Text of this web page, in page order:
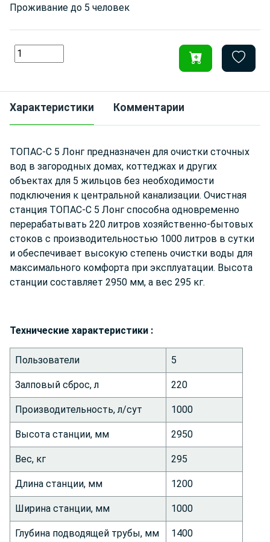
Проживание до 5 человек
Характеристики Комментарии
ТОПАС-С 5 Лонг предназначен для очистки сточных
вод в загородных домах, коттеджах и других
объектах для 5 жильцов без необходимости
подключения к центральной канализации. Очистная
станция ТОПАС-С 5 Лонг способна одновременно
перерабатывать 220 литров хозяйственно-бытовых
стоков с производительностью 1000 литров в сутки
и обеспечивает высокую степень очистки воды для
максимального комфорта при эксплуатации. Высота
станции составляет 2950 мм, а вес 295 кг.
Технические характеристики :
Пользователи 5
Залповый сброс, л 220
Производительность, л/сут 1000
Высота станции, мм 2950
Вес, кг 295
Длина станции, мм 1200
Ширина станции, мм 1000
Глубина подводящей трубы, мм 1400